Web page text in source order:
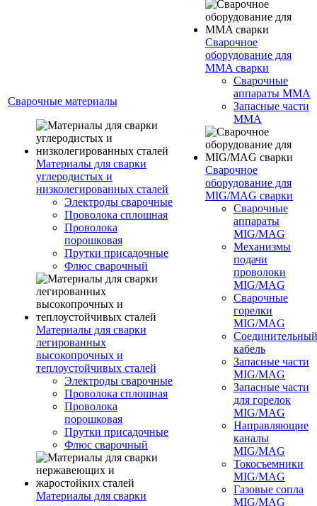
Сварочные материалы
Материалы для сварки
углеродистых и
низколегированных сталей
Электроды сварочные
Проволока сплошная
Проволока
порошковая
Прутки присадочные
Флюс сварочный
Материалы для сварки
легированных
высокопрочных и
теплоустойчивых сталей
Электроды сварочные
Проволока сплошная
Проволока
порошковая
Прутки присадочные
Флюс сварочный
Материалы для сварки
Сварочное
оборудование для
MMA сварки
Сварочные
аппараты MMA
Запасные части
MMA
Сварочное
оборудование для
MIG/MAG сварки
Сварочные
аппараты
MIG/MAG
Механизмы
подачи
проволоки
MIG/MAG
Сварочные
горелки
MIG/MAG
Соединительный
кабель
Запасные части
MIG/MAG
Запасные части
для горелок
MIG/MAG
Направляющие
каналы
MIG/MAG
Токосъемники
MIG/MAG
Газовые сопла
MIG/MAG